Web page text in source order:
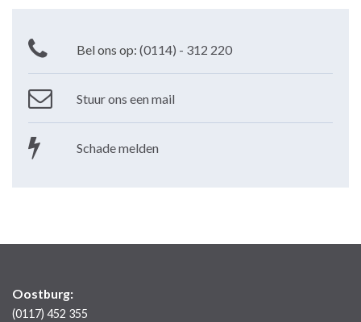
Bel ons op: (0114) - 312 220
Stuur ons een mail
Schade melden
Oostburg:
(0117) 452 355